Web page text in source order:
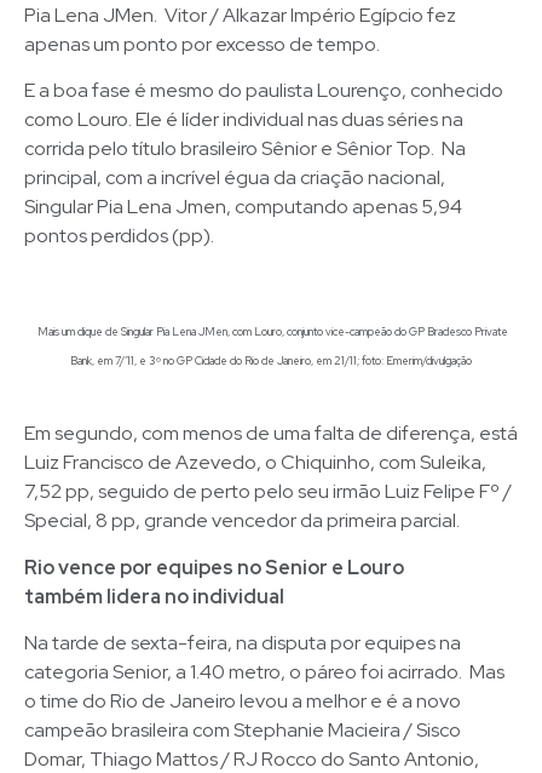
Pia Lena JMen. Vitor / Alkazar Império Egípcio fez
apenas um ponto por excesso de tempo.
E a boa fase é mesmo do paulista Lourenço, conhecido
como Louro. Ele é líder individual nas duas séries na
corrida pelo título brasileiro Sênior e Sênior Top. Na
principal, com a incrível égua da criação nacional,
Singular Pia Lena Jmen, computando apenas 5,94
pontos perdidos (pp).
Mais um clique de Singular Pia Lena JMen, com Louro, conjunto vice-campeão do GP Bradesco Private
Bank, em 7/’11, e 3º no GP Cidade do Rio de Janeiro, em 21/11; foto: Emerim/divulgação
Em segundo, com menos de uma falta de diferença, está
Luiz Francisco de Azevedo, o Chiquinho, com Suleika,
7,52 pp, seguido de perto pelo seu irmão Luiz Felipe Fº /
Special, 8 pp, grande vencedor da primeira parcial.
Rio vence por equipes no Senior e Louro
também lidera no individual
Na tarde de sexta-feira, na disputa por equipes na
categoria Senior, a 1.40 metro, o páreo foi acirrado. Mas
o time do Rio de Janeiro levou a melhor e é a novo
campeão brasileira com Stephanie Macieira / Sisco
Domar, Thiago Mattos / RJ Rocco do Santo Antonio,